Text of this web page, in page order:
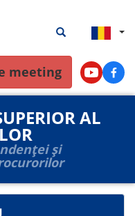
Rezultate
căutare
Rezultate
meeting Youtube
AL
și